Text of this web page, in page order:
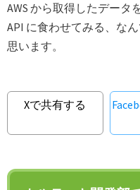
AWS から取得したデータ
API に食わせてみる、な
思います。
Xで共有する